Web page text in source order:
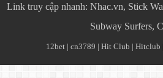
Link truy cập nhanh: Nhac.vn, Stick
Subway Surfers,
12bet| cn3789 | Hit Club | Hitclub